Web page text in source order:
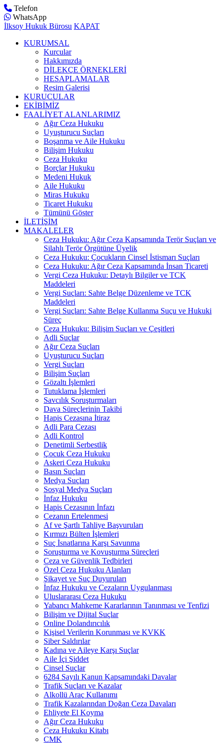
Telefon
WhatsApp
İlksoy Hukuk Bürosu KAPAT
KURUMSAL
Kurcular
Hakkımızda
DİLEKÇE ÖRNEKLERİ
HESAPLAMALAR
Resim Galerisi
KURUCULAR
EKİBİMİZ
FAALİYET ALANLARIMIZ
Ağır Ceza Hukuku
Uyuşturucu Suçları
Boşanma ve Aile Hukuku
Bilişim Hukuku
Ceza Hukuku
Borçlar Hukuku
Medeni Hukuk
Aile Hukuku
Miras Hukuku
Ticaret Hukuku
Tümünü Göster
İLETİŞİM
MAKALELER
Ceza Hukuku: Ağır Ceza Kapsamında Terör Suçları ve
Silahlı Terör Örgütüne Üyelik
Ceza Hukuku: Çocukların Cinsel İstismarı Suçları
Ceza Hukuku: Ağır Ceza Kapsamında İnsan Ticareti
Vergi Ceza Hukuku: Detaylı Bilgiler ve TCK
Maddeleri
Vergi Suçları: Sahte Belge Düzenleme ve TCK
Maddeleri
Vergi Suçları: Sahte Belge Kullanma Suçu ve Hukuki
Süreç
Ceza Hukuku: Bilişim Suçları ve Çeşitleri
Adli Suçlar
Ağır Ceza Suçları
Uyuşturucu Suçları
Vergi Suçları
Bilişim Suçları
Gözaltı İşlemleri
Tutuklama İşlemleri
Savcılık Soruşturmaları
Dava Süreçlerinin Takibi
Hapis Cezasına İtiraz
Adli Para Cezası
Adli Kontrol
Denetimli Serbestlik
Çocuk Ceza Hukuku
Askeri Ceza Hukuku
Basın Suçları
Medya Suçları
Sosyal Medya Suçları
İnfaz Hukuku
Hapis Cezasının İnfazı
Cezanın Ertelenmesi
Af ve Şartlı Tahliye Başvuruları
Kırmızı Bülten İşlemleri
Suç İsnatlarına Karşı Savunma
Soruşturma ve Kovuşturma Süreçleri
Ceza ve Güvenlik Tedbirleri
Özel Ceza Hukuku Alanları
Şikayet ve Suç Duyuruları
İnfaz Hukuku ve Cezaların Uygulanması
Uluslararası Ceza Hukuku
Yabancı Mahkeme Kararlarının Tanınması ve Tenfizi
Bilişim ve Dijital Suçlar
Online Dolandırıcılık
Kişisel Verilerin Korunması ve KVKK
Siber Saldırılar
Kadına ve Aileye Karşı Suçlar
Aile İçi Şiddet
Cinsel Suçlar
6284 Sayılı Kanun Kapsamındaki Davalar
Trafik Suçları ve Kazalar
Alkollü Araç Kullanımı
Trafik Kazalarından Doğan Ceza Davaları
Ehliyete El Koyma
Ağır Ceza Hukuku
Ceza Hukuku Kitabı
CMK